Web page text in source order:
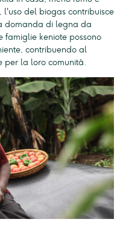
l'uso del biogas contribuisce
domanda di legna da
famiglie keniote possono
contribuendo al
per la loro comunità.